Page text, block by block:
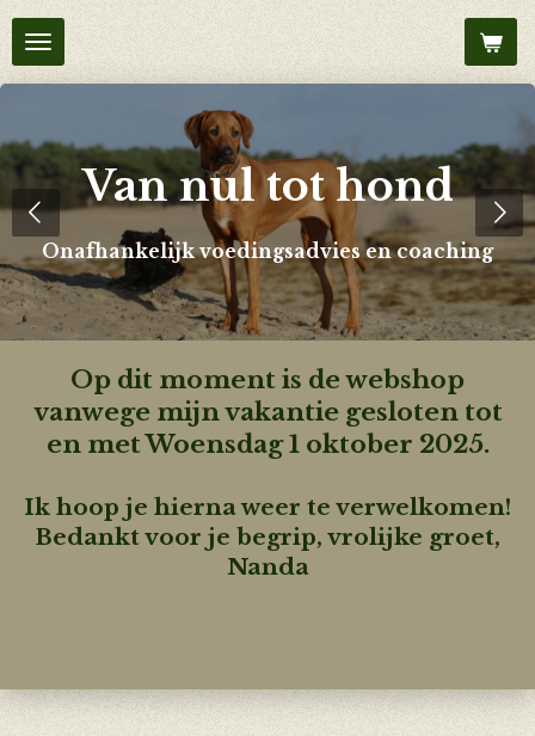
Ga
direct
Van nul tot hond
Onafhankelijk voedingsadvies en coaching
Op dit moment is de webshop
vanwege mijn vakantie gesloten tot
en met Woensdag 1 oktober 2025.
Ik hoop je hierna weer te verwelkomen!
Bedankt voor je begrip, vrolijke groet,
Nanda